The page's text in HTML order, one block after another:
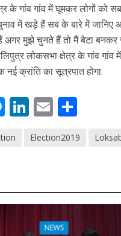
के साथ 25 वर्षों का सफर, अब ‘ओम
के गांव गांव में घूमकर लोगों
में खड़े हैं सब के बारे में
अगर मुझे चुनते हैं तो मैं बेटा
लोकसभा क्षेत्र के गांव
क्रांति का सूत्रपात होगा.
M
ss
g
er
Li
k
n
E
ai ar
Election2019
NEWS